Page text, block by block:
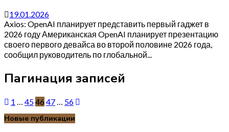
19.01.2026
Axios: OpenAI планирует представить первый гаджет в
2026 году Американская OpenAI планирует презентацию
своего первого девайса во второй половине 2026 года,
сообщил руководитель по глобальной...
Пагинация записей
1 4546 47
56
Новые публикации